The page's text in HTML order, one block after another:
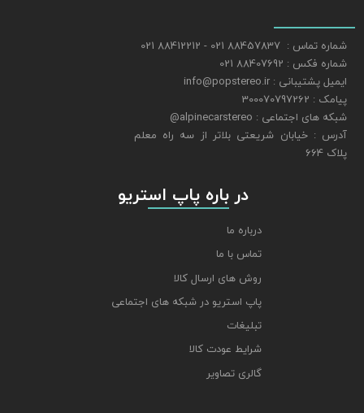
شماره تماس : 88457837 021 - 88412212 021
شماره فکس : 88407692 021
ایمیل پشتیبانی : info@popstereo.ir
پیامک : 300070797262
شبکه های اجتماعی : alpinecarstereo@
​​​​​​​آدرس : خیابان شریعتی بلاتر از سه راه معلم
پلاک 664
​​​​​​​ در باره پاپ استریو
درباره ما
تماس با ما
روش های ارسال کالا
پاپ استریو در شبکه های اجتماعی
تبلیغات
شرایط عودت کالا
گالری تصاویر